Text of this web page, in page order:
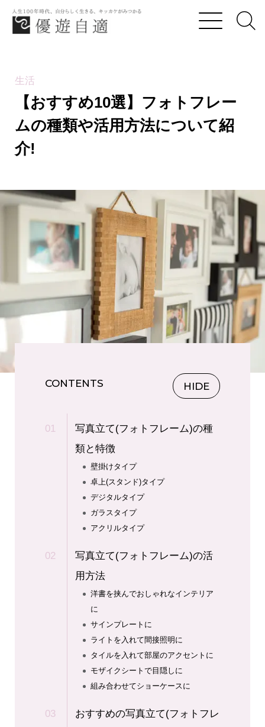
生活
【おすすめ10選】フォトフレー
ムの種類や活用方法について紹
介!
CONTENTS HIDE
写真立て(フォトフレーム)の種
類と特徴
壁掛けタイプ
卓上(スタンド)タイプ
デジタルタイプ
ガラスタイプ
アクリルタイプ
写真立て(フォトフレーム)の活
用方法
洋書を挟んでおしゃれなインテリア
に
サインプレートに
ライトを入れて間接照明に
タイルを入れて部屋のアクセントに
モザイクシートで目隠しに
組み合わせてショーケースに
おすすめの写真立て(フォトフレ